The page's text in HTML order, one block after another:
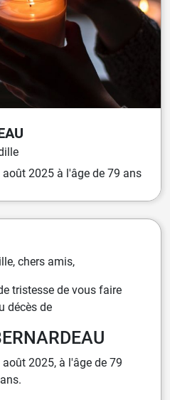
août 2025 à l'âge de 79 ans
chers amis,
tristesse de vous faire
décès de
2025, à l'âge de 79
ans.